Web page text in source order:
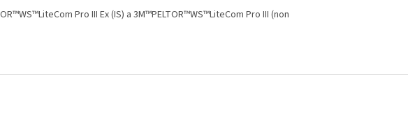
Pro III Ex (IS) a 3M™PELTOR™WS™LiteCom Pro III (non